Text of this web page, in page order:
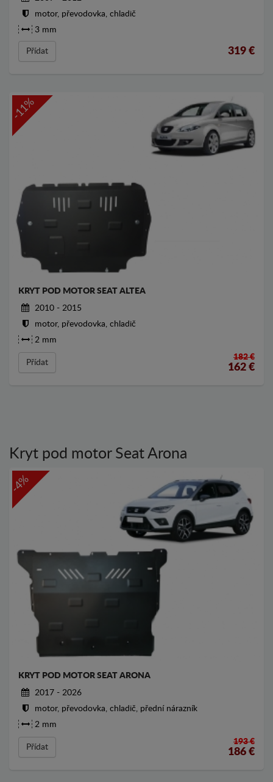
motor, převodovka, chladič
3 mm
Přídat 319 €
-11%
KRYT POD MOTOR SEAT ALTEA
2010 - 2015
motor, převodovka, chladič
2 mm
Přídat
182 €
162 €
Kryt pod motor Seat Arona
-4%
KRYT POD MOTOR SEAT ARONA
2017 - 2026
motor, převodovka, chladič, přední nárazník
2 mm
Přídat
193 €
186 €